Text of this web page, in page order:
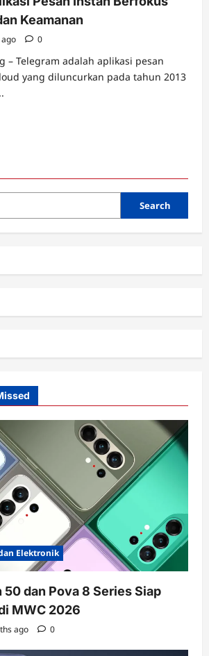
Keamanan
0
– Telegram adalah aplikasi pesan
yang diluncurkan pada tahun 2013
Search
Elektronik
50 dan Pova 8 Series Siap
MWC 2026
ago 0